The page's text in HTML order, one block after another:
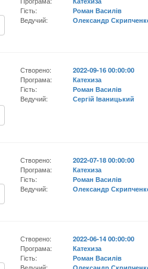
Гість:
Роман Василів
Ведучий:
Олександр
Створено:
2022-09-16 00:00:00
Програма:
Катехиза
Гість:
Роман Василів
Ведучий:
Сергій Іваницький
Створено:
2022-07-18 00:00:00
Програма:
Катехиза
Гість:
Роман Василів
Ведучий:
Олександр
Створено:
2022-06-14 00:00:00
Програма:
Катехиза
Гість:
Роман Василів